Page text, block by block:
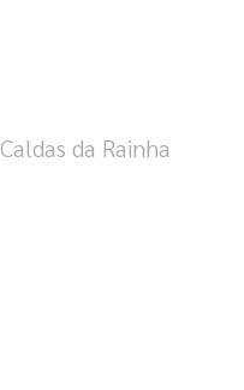
Caldas da Rainha